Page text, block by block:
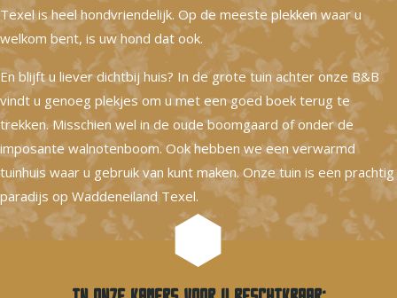
Texel is heel hondvriendelijk. Op de meeste plekken waar u
welkom bent, is uw hond dat ook.
En blijft u liever dichtbij huis? In de grote tuin achter onze B&B
vindt u genoeg plekjes om u met een goed boek terug te
trekken. Misschien wel in de oude boomgaard of onder de
imposante walnotenboom. Ook hebben we een verwarmd
tuinhuis waar u gebruik van kunt maken. Onze tuin is een prachtig
paradijs op Waddeneiland Texel.